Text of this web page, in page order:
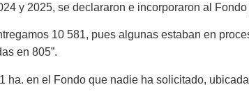
y 2025, se declararon e incorporaron al
10 581, pues algunas estaban en
en 805”.
ha. en el Fondo que nadie ha solicitado,